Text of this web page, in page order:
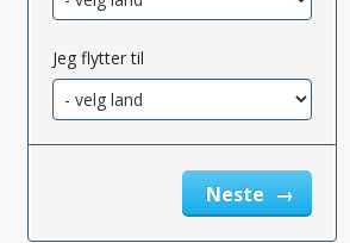
Jeg flytter til
Neste